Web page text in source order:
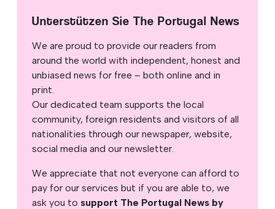
Unterstützen Sie The Portugal News
We are proud to provide our readers from
around the world with independent, honest and
unbiased news for free – both online and in
print.
Our dedicated team supports the local
community, foreign residents and visitors of all
nationalities through our newspaper, website,
social media and our newsletter.
We appreciate that not everyone can afford to
pay for our services but if you are able to, we
ask you to support The Portugal News by